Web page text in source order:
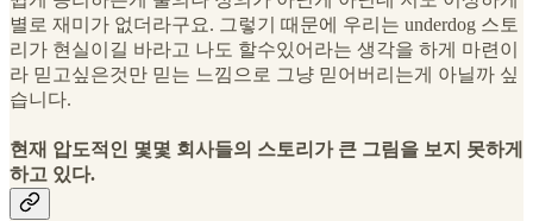
별로 재미가 없더라구요. 그렇기 때문에 우리는 underdog 스토
리가 현실이길 바라고 나도 할수있어라는 생각을 하게 마련이
라 믿고싶은것만 믿는 느낌으로 그냥 믿어버리는게 아닐까 싶
습니다.
현재 압도적인 몇몇 회사들의 스토리가 큰 그림을 보지 못하게
하고 있다.